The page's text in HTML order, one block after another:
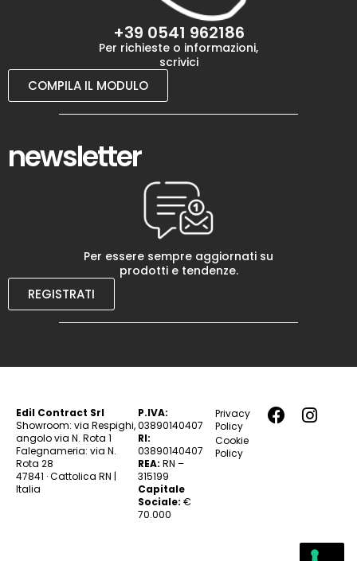
+39 0541 962186
Per richieste o informazioni,
scrivici
COMPILA IL MODULO
newsletter
Per essere sempre aggiornati su
prodotti e tendenze.
REGISTRATI
Edil Contract Srl
Showroom: via Respighi,
angolo via N. Rota 1
Falegnameria: via N.
Rota 28
47841 · Cattolica RN |
Italia
P.IVA:
03890140407
RI:
03890140407
REA: RN –
315199
Capitale
Sociale: €
70.000
Privacy
Policy
Cookie
Policy